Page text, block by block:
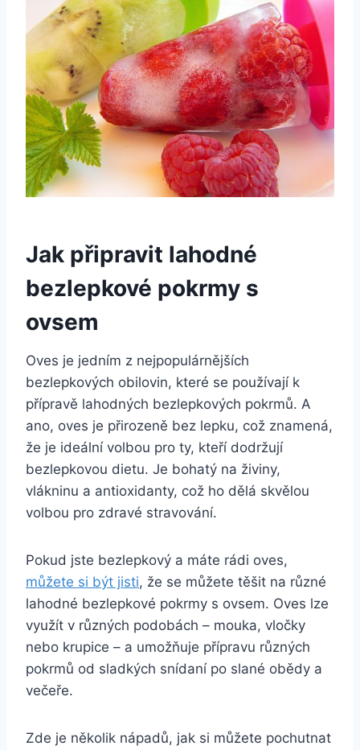
Jak připravit lahodné
bezlepkové pokrmy s
ovsem
Oves je jedním z nejpopulárnějších
bezlepkových obilovin, které se používají k
přípravě lahodných bezlepkových pokrmů. A
ano, oves je přirozeně bez lepku, což znamená,
že je ideální volbou pro ty, kteří dodržují
bezlepkovou dietu. Je bohatý na živiny,
vlákninu a antioxidanty, což ho dělá skvělou
volbou pro zdravé stravování.
Pokud jste bezlepkový a máte rádi oves,
můžete si být jisti, že se můžete těšit na různé
lahodné bezlepkové pokrmy s ovsem. Oves lze
využít v různých podobách – mouka, vločky
nebo krupice – a umožňuje přípravu různých
pokrmů od sladkých snídaní po slané obědy a
večeře.
Zde je několik nápadů, jak si můžete pochutnat